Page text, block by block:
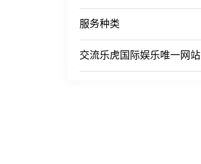
服务种类
交流乐虎国际娱乐唯一网站